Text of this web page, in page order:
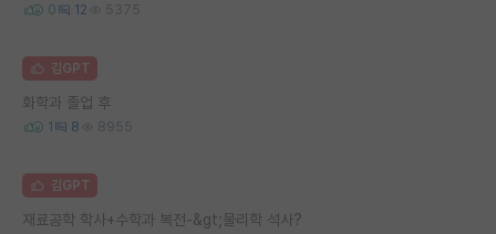
0 12 5375
김GPT
화학과 졸업 후
1 8 8955
김GPT
재료공학 학사+수학과 복전-&gt;물리학 석사?